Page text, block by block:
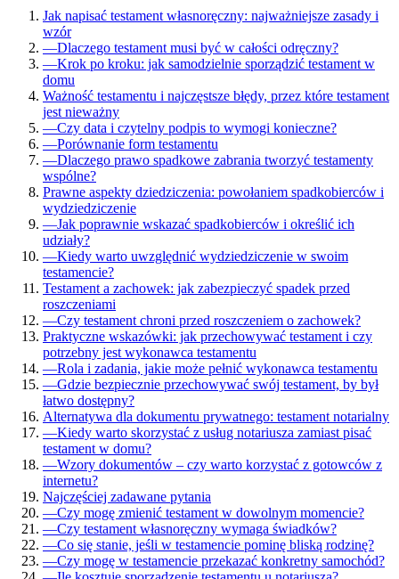
Jak napisać testament własnoręczny: najważniejsze zasady i
wzór
—Dlaczego testament musi być w całości odręczny?
—Krok po kroku: jak samodzielnie sporządzić testament w
domu
Ważność testamentu i najczęstsze błędy, przez które testament
jest nieważny
—Czy data i czytelny podpis to wymogi konieczne?
—Porównanie form testamentu
—Dlaczego prawo spadkowe zabrania tworzyć testamenty
wspólne?
Prawne aspekty dziedziczenia: powołaniem spadkobierców i
wydziedziczenie
—Jak poprawnie wskazać spadkobierców i określić ich
udziały?
—Kiedy warto uwzględnić wydziedziczenie w swoim
testamencie?
Testament a zachowek: jak zabezpieczyć spadek przed
roszczeniami
—Czy testament chroni przed roszczeniem o zachowek?
Praktyczne wskazówki: jak przechowywać testament i czy
potrzebny jest wykonawca testamentu
—Rola i zadania, jakie może pełnić wykonawca testamentu
—Gdzie bezpiecznie przechowywać swój testament, by był
łatwo dostępny?
Alternatywa dla dokumentu prywatnego: testament notarialny
—Kiedy warto skorzystać z usług notariusza zamiast pisać
testament w domu?
—Wzory dokumentów – czy warto korzystać z gotowców z
internetu?
Najczęściej zadawane pytania
—Czy mogę zmienić testament w dowolnym momencie?
—Czy testament własnoręczny wymaga świadków?
—Co się stanie, jeśli w testamencie pominę bliską rodzinę?
—Czy mogę w testamencie przekazać konkretny samochód?